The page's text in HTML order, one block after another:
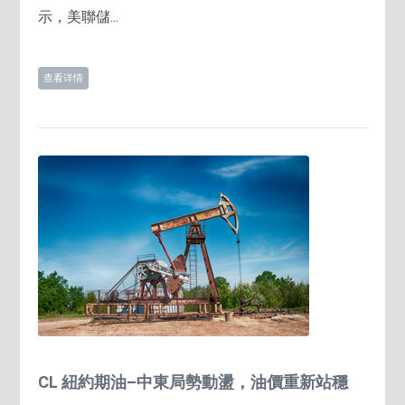
示，美聯儲...
查看详情
CL 紐約期油–中東局勢動盪，油價重新站穩